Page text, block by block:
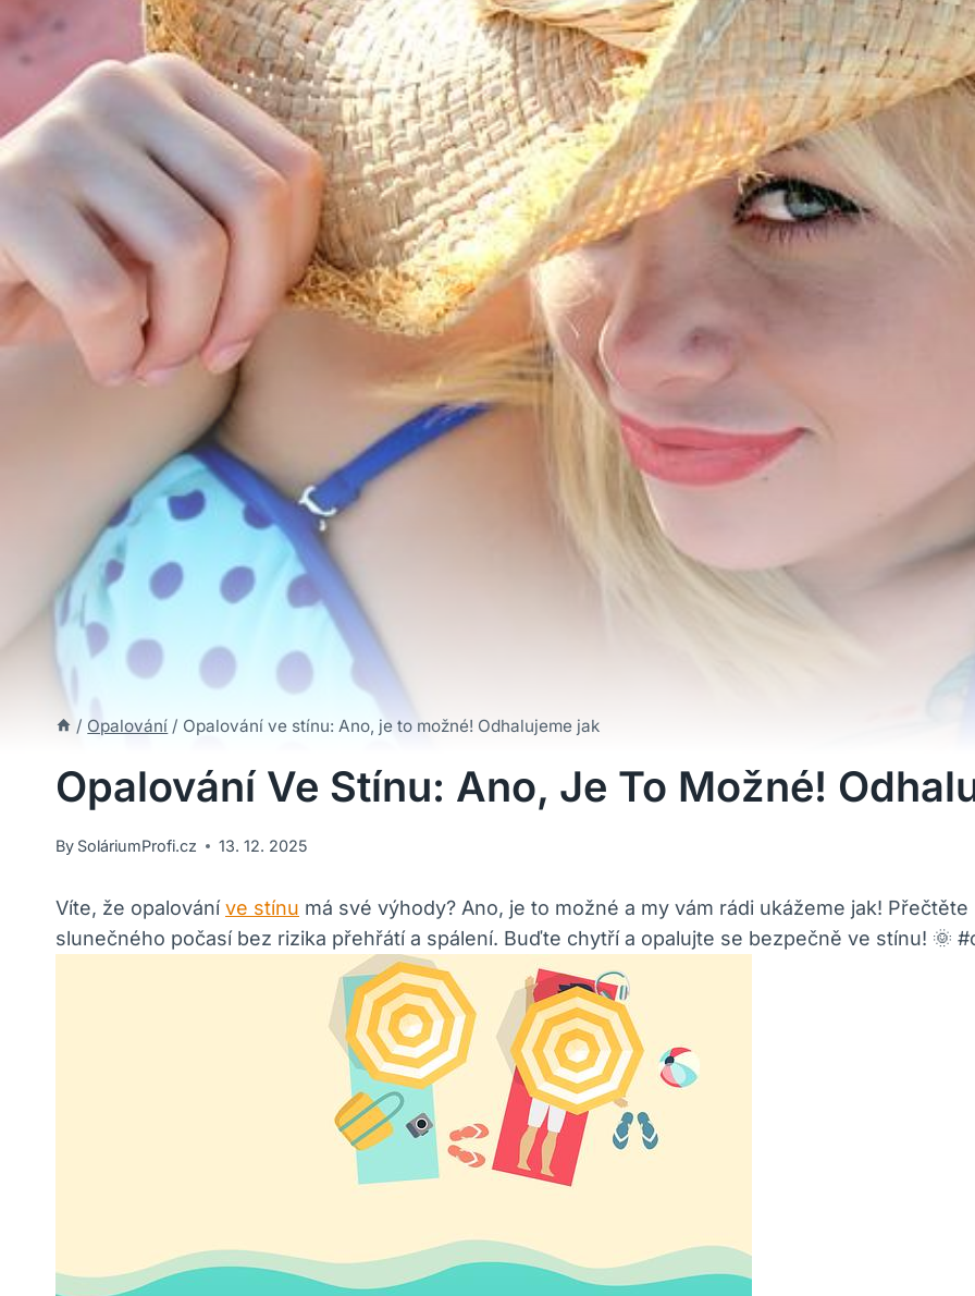
/ Opalování / Opalování ve stínu: Ano, je to možné! Odhalujeme jak
Opalování Ve Stínu: Ano, Je To Možné!
By SoláriumProfi.cz 13. 12. 2025
Víte, že opalováníve stínu má své výhody? Ano, je to možné a my vám rádi ukážeme jak!
slunečného počasí bez rizika přehřátí a spálení. Buďte chytří a opalujte se bezpečně ve stínu! 🌞